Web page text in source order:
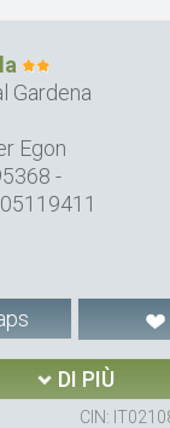
Gardena
Egon
-
DI PIÙ
CIN: